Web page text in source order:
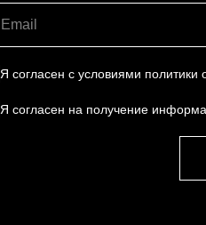
Я согласен с условиями политики
Я согласен на получение